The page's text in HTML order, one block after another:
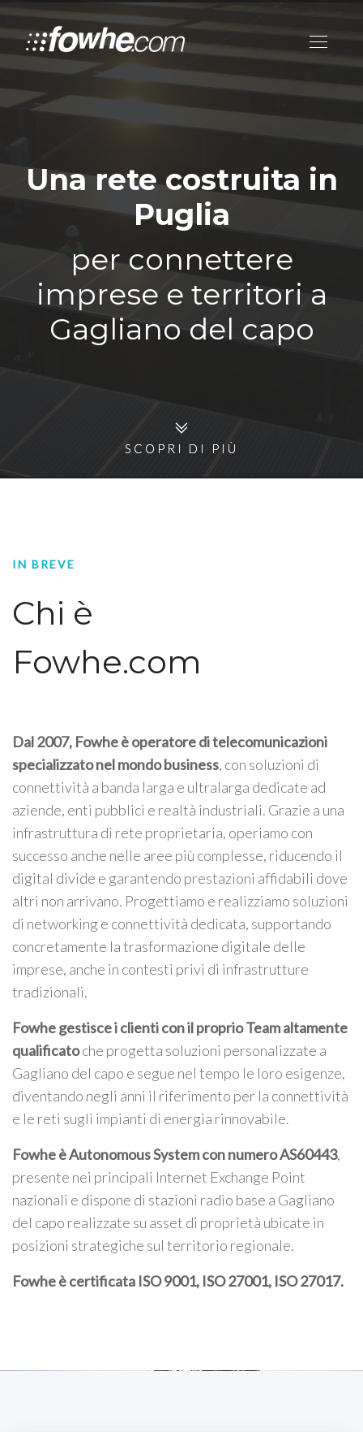
Una rete costruita in
Puglia
per connettere
imprese e territori a
Gagliano del capo
SCOPRI DI PIÙ
SCOPRI DI PIÙ
IN BREVE
Chi è
Fowhe.com
Dal 2007, Fowhe è operatore di telecomunicazioni
specializzato nel mondo business, con soluzioni di
connettività a banda larga e ultralarga dedicate ad
aziende, enti pubblici e realtà industriali. Grazie a una
infrastruttura di rete proprietaria, operiamo con
successo anche nelle aree più complesse, riducendo il
digital divide e garantendo prestazioni affidabili dove
altri non arrivano. Progettiamo e realizziamo soluzioni
di networking e connettività dedicata, supportando
concretamente la trasformazione digitale delle
imprese, anche in contesti privi di infrastrutture
tradizionali.
Fowhe gestisce i clienti con il proprio Team altamente
qualificatoche progetta soluzioni personalizzate a
Gagliano del capo e segue nel tempo le loro esigenze,
diventando negli anni il riferimento per la connettività
e le reti sugli impianti di energia rinnovabile.
Fowhe è Autonomous System con numero AS60443,
presente nei principali Internet Exchange Point
nazionali e dispone di stazioni radio base a Gagliano
del capo realizzate su asset di proprietà ubicate in
posizioni strategiche sul territorio regionale.
Fowhe è certificata ISO 9001, ISO 27001, ISO 27017.